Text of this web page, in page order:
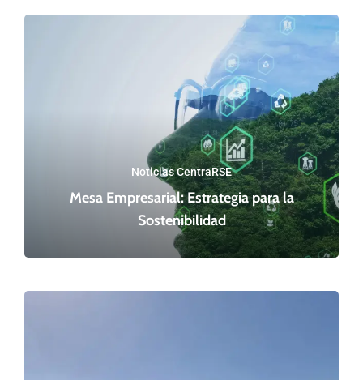
Noticias CentraRSE
Mesa Empresarial: Estrategia para la
Sostenibilidad